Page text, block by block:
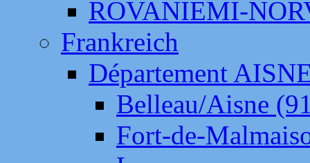
ROVANIEMI-
Frankreich
Département
Belleau/Aisne
Fort-de-